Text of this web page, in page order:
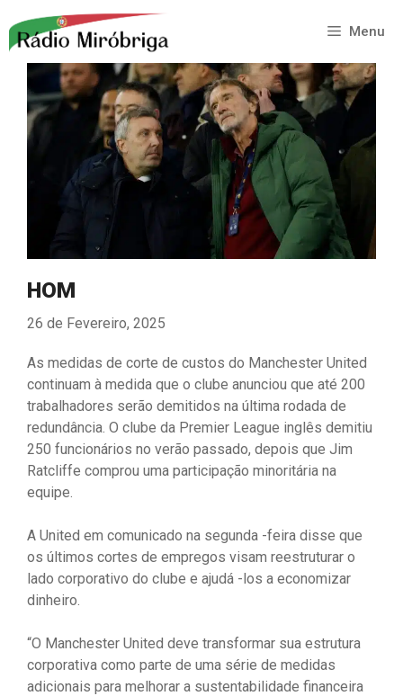
para
Menu
HOM
26 de Fevereiro, 2025
As medidas de corte de custos do Manchester United
continuam à medida que o clube anunciou que até 200
trabalhadores serão demitidos na última rodada de
redundância. O clube da Premier League inglês demitiu
250 funcionários no verão passado, depois que Jim
Ratcliffe comprou uma participação minoritária na
equipe.
A United em comunicado na segunda -feira disse que
os últimos cortes de empregos visam reestruturar o
lado corporativo do clube e ajudá -los a economizar
dinheiro.
“O Manchester United deve transformar sua estrutura
corporativa como parte de uma série de medidas
adicionais para melhorar a sustentabilidade financeira